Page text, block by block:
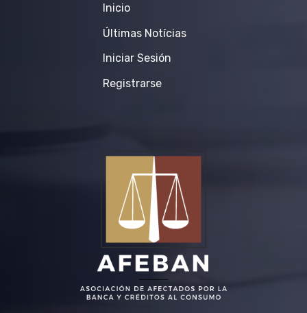
Inicio
Últimas Notícias
Iniciar Sesión
Registrarse